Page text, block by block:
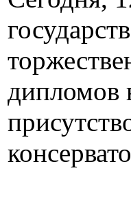
дипломов